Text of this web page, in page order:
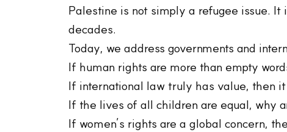
Palestine is not simply a refugee issue.
decades.
Today, we address governments and
If human rights are more than empty
If international law truly has value, then
If the lives of all children are equal, why
If women’s rights are a global concern,